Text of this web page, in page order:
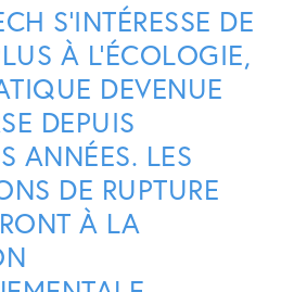
S’INTÉRESSE DE
À L’ÉCOLOGIE,
DEVENUE
DEPUIS
ANNÉES. LES
DE RUPTURE
À LA